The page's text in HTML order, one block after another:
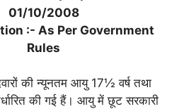
01/10/2008
:- As Per Government
Rules
की न्यूनतम आयु 17½ वर्ष तथा
की गई हैं। आयु में छूट सरकारी